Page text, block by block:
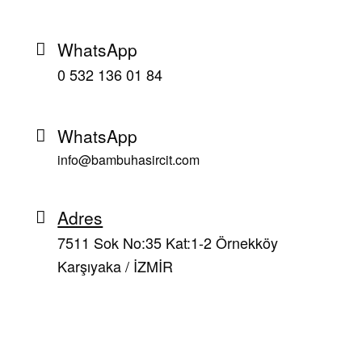
WhatsApp
0 532 136 01 84
WhatsApp
info@bambuhasircit.com
Adres
7511 Sok No:35 Kat:1-2 Örnekköy
Karşıyaka / İZMİR